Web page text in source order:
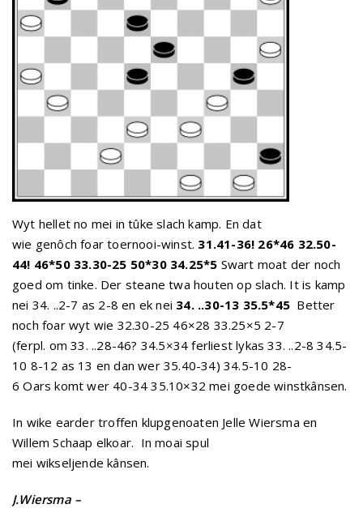
Wyt hellet no mei in tûke slach kamp. En dat
wie genôch foar toernooi-winst. 31.41-36! 26*46 32.50-
44! 46*50 33.30-25 50*30 34.25*5 Swart moat der noch
goed om tinke. Der steane twa houten op slach. It is kamp
nei 34. ..2-7 as 2-8 en ek nei 34. ..30-13 35.5*45 Better
noch foar wyt wie 32.30-25 46×28 33.25×5 2-7
(ferpl. om 33. ..28-46? 34.5×34 ferliest lykas 33. ..2-8 34.5-
10 8-12 as 13 en dan wer 35.40-34) 34.5-10 28-
6 Oars komt wer 40-34 35.10×32 mei goede winstkânsen.
In wike earder troffen klupgenoaten Jelle Wiersma en
Willem Schaap elkoar. In moai spul
mei wikseljende kânsen.
J.Wiersma –